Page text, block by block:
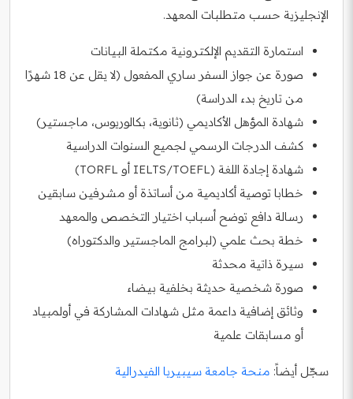
الإنجليزية حسب متطلبات المعهد.
استمارة التقديم الإلكترونية مكتملة البيانات
صورة عن جواز السفر ساري المفعول (لا يقل عن 18 شهرًا
من تاريخ بدء الدراسة)
شهادة المؤهل الأكاديمي (ثانوية، بكالوريوس، ماجستير)
كشف الدرجات الرسمي لجميع السنوات الدراسية
شهادة إجادة اللغة (IELTS/TOEFL أو TORFL)
خطابا توصية أكاديمية من أساتذة أو مشرفين سابقين
رسالة دافع توضح أسباب اختيار التخصص والمعهد
خطة بحث علمي (لبرامج الماجستير والدكتوراه)
سيرة ذاتية محدثة
صورة شخصية حديثة بخلفية بيضاء
وثائق إضافية داعمة مثل شهادات المشاركة في أولمبياد
أو مسابقات علمية
سجّل أيضاً: منحة جامعة سيبيريا الفيدرالية